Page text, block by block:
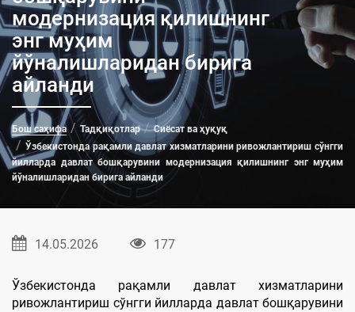
модернизация қилишнинг
энг муҳим
йўналишларидан бирига
айланди
Бош саҳифа Тадқиқотлар
Сиёсат ва ҳуқуқ
Ўзбекистонда рақамли давлат хизматларини ривожлантириш сўнгги
йилларда давлат бошқарувини модернизация қилишнинг энг муҳим
йўналишларидан бирига айланди
14.05.2026 177
Ўзбекистонда рақамли давлат хизматларини
ривожлантириш сўнгги йилларда давлат бошқарувини